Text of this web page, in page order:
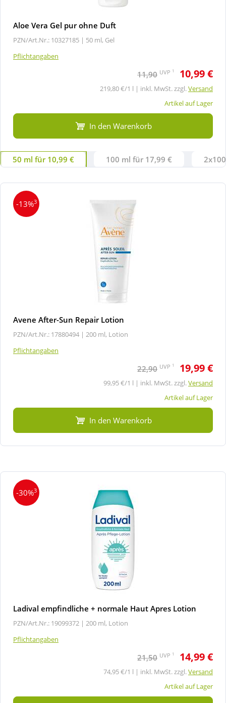
Aloe Vera Gel pur ohne Duft
PZN/Art.Nr.: 10327185 | 50 ml, Gel
Pflichtangaben
11,90 UVP 1 10,99 €
219,80 €/1 l | inkl. MwSt. zzgl.Versand
Artikel auf Lager
In den Warenkorb
50 ml für 10,99 € 100 ml für 17,99 €
-13%3
Avene After-Sun Repair Lotion
PZN/Art.Nr.: 17880494 | 200 ml, Lotion
Pflichtangaben
22,90 UVP 1 19,99 €
99,95 €/1 l | inkl. MwSt. zzgl.Versand
Artikel auf Lager
In den Warenkorb
-30%3
Ladival empfindliche + normale Haut Apres Lotion
PZN/Art.Nr.: 19099372 | 200 ml, Lotion
Pflichtangaben
21,50 UVP 1 14,99 €
74,95 €/1 l | inkl. MwSt. zzgl.Versand
Artikel auf Lager